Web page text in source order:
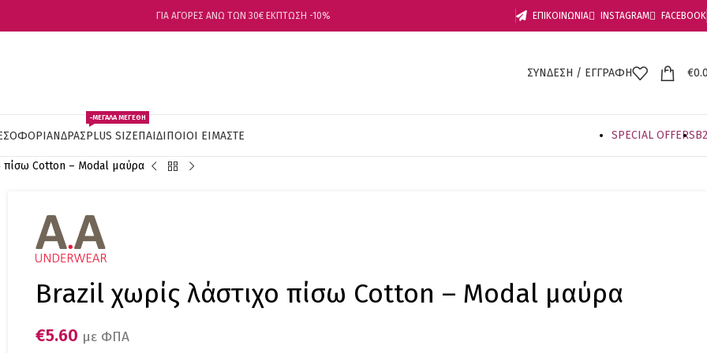
ΓΙΑ ΑΓΟΡΕΣ ΑΝΩ ΤΩΝ 30€ ΕΚΠΤΩΣΗ -10% ΕΠΙΚΟΙΝΩΝΙΑ INSTAGRAM FACEBOOK
ΣΥΝΔΕΣΗ / ΕΓΓΡΑΦΗ €
ΑΝΔΡΑΣPLUS SIZE
-ΜΕΓΑΛΑ ΜΕΓΕΘΗ
ΠΑΙΔΙΠΟΙΟΙ ΕΙΜΑΣΤΕ SPECIAL OFFERS
πίσω Cotton – Modal μαύρα
Brazil χωρίς λάστιχο πίσω Cotton – Modal μαύρα
€5.60 με ΦΠΑ